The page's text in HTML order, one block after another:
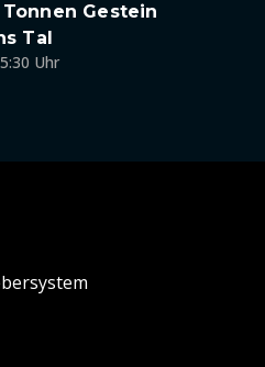
Gestein
Tal
Uhr